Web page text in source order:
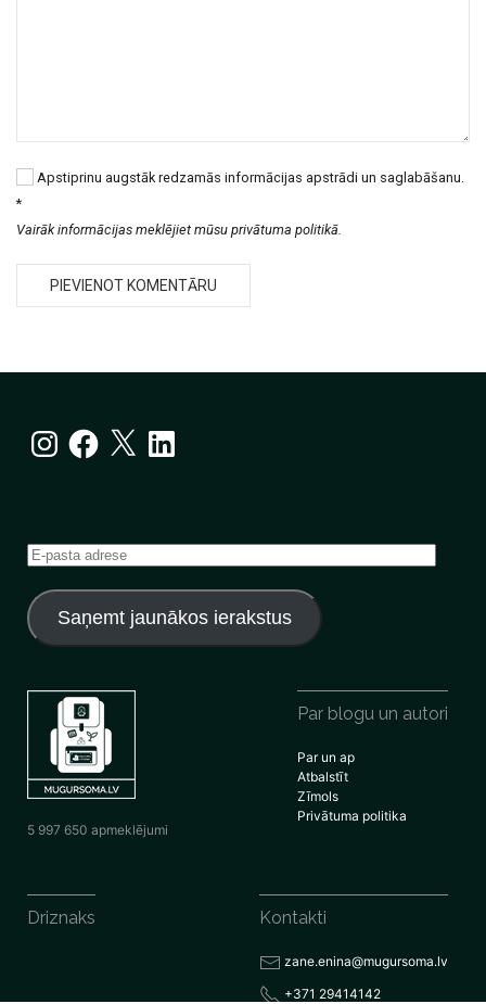
Apstiprinu augstāk redzamās informācijas apstrādi un saglabāšanu.
*
Vairāk informācijas meklējiet mūsu privātuma politikā.
InstagramFacebook
X LinkedIn
E-
adrese
Saņemt jaunākos ierakstus
5 997 650 apmeklējumi
Par blogu un autori
Par un ap
Atbalstīt
Zīmols
Privātuma politika
Driznaks Kontakti
zane.enina@mugursoma.lv
+371 29414142